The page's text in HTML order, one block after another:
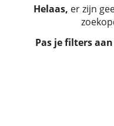
Helaas, er zijn
Pas je filters